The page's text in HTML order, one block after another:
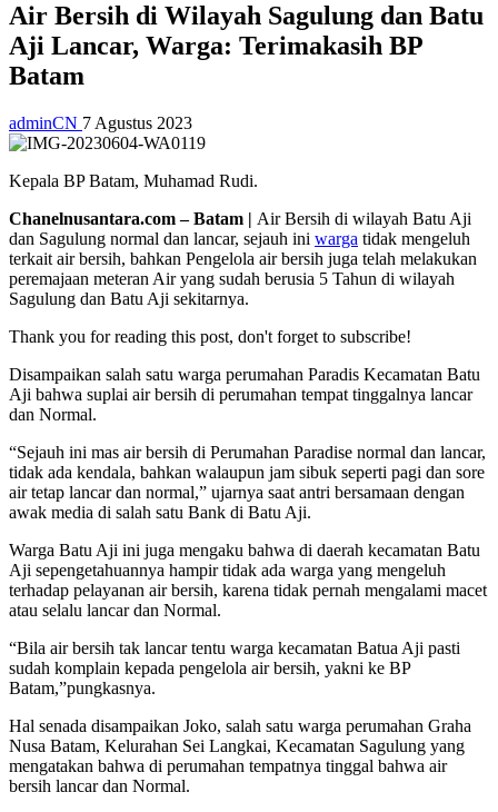
Air Bersih di Wilayah Sagulung dan Batu
Aji Lancar, Warga: Terimakasih BP
Batam
adminCN 7 Agustus 2023
Kepala BP Batam, Muhamad Rudi.
Chanelnusantara.com – Batam | Air Bersih di wilayah Batu Aji
dan Sagulung normal dan lancar, sejauh ini warga tidak mengeluh
terkait air bersih, bahkan Pengelola air bersih juga telah melakukan
peremajaan meteran Air yang sudah berusia 5 Tahun di wilayah
Sagulung dan Batu Aji sekitarnya.
Thank you for reading this post, don't forget to subscribe!
Disampaikan salah satu warga perumahan Paradis Kecamatan Batu
Aji bahwa suplai air bersih di perumahan tempat tinggalnya lancar
dan Normal.
“Sejauh ini mas air bersih di Perumahan Paradise normal dan lancar,
tidak ada kendala, bahkan walaupun jam sibuk seperti pagi dan sore
air tetap lancar dan normal,” ujarnya saat antri bersamaan dengan
awak media di salah satu Bank di Batu Aji.
Warga Batu Aji ini juga mengaku bahwa di daerah kecamatan Batu
Aji sepengetahuannya hampir tidak ada warga yang mengeluh
terhadap pelayanan air bersih, karena tidak pernah mengalami macet
atau selalu lancar dan Normal.
“Bila air bersih tak lancar tentu warga kecamatan Batua Aji pasti
sudah komplain kepada pengelola air bersih, yakni ke BP
Batam,”pungkasnya.
Hal senada disampaikan Joko, salah satu warga perumahan Graha
Nusa Batam, Kelurahan Sei Langkai, Kecamatan Sagulung yang
mengatakan bahwa di perumahan tempatnya tinggal bahwa air
bersih lancar dan Normal.